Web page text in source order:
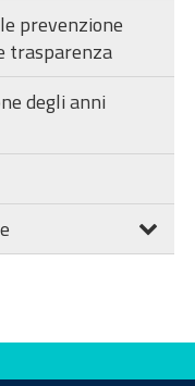
prevenzione
trasparenza
degli anni